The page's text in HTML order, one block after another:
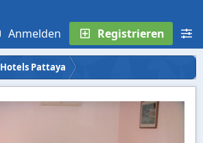
Anmelden Registrieren
Hotels Pattaya